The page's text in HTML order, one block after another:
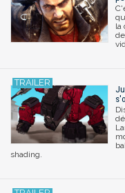
la
shading.